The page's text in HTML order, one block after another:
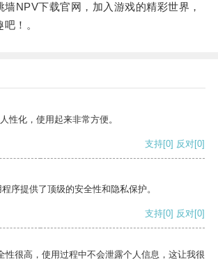
下载官网，加入游戏的精彩世界，
！。
性化，使用起来非常方便。
支持[0] 反对[0]
序提供了顶级的安全性和隐私保护。
支持[0] 反对[0]
性很高，使用过程中不会泄露个人信息，这让我很